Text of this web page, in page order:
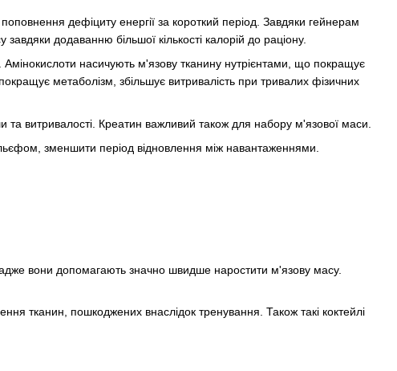
дефіциту енергії за короткий період. Завдяки гейнерам
додаванню більшої кількості калорій до раціону.
насичують м'язову тканину нутрієнтами, що покращує
метаболізм, збільшує витривалість при тривалих фізичних
витривалості. Креатин важливий також для набору м'язової маси.
зменшити період відновлення між навантаженнями.
адже вони допомагають значно швидше наростити м'язову масу.
тканин, пошкоджених внаслідок тренування. Також такі коктейлі